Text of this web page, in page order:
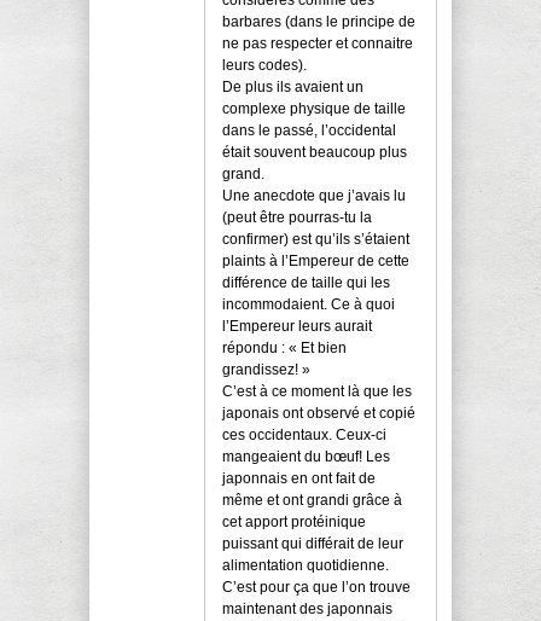
barbares (dans le principe de
ne pas respecter et connaitre
leurs codes).
De plus ils avaient un
complexe physique de taille
dans le passé, l’occidental
était souvent beaucoup plus
grand.
Une anecdote que j’avais lu
(peut être pourras-tu la
confirmer) est qu’ils s’étaient
plaints à l’Empereur de cette
différence de taille qui les
incommodaient. Ce à quoi
l’Empereur leurs aurait
répondu : « Et bien
grandissez! »
C’est à ce moment là que les
japonais ont observé et copié
ces occidentaux. Ceux-ci
mangeaient du bœuf! Les
japonnais en ont fait de
même et ont grandi grâce à
cet apport protéinique
puissant qui différait de leur
alimentation quotidienne.
C’est pour ça que l’on trouve
maintenant des japonnais